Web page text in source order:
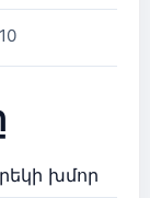
խմոր